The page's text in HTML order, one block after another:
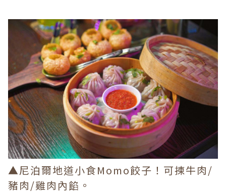
▲尼泊爾地道小食Momo餃子！可揀牛肉/
豬肉/雞肉內餡。